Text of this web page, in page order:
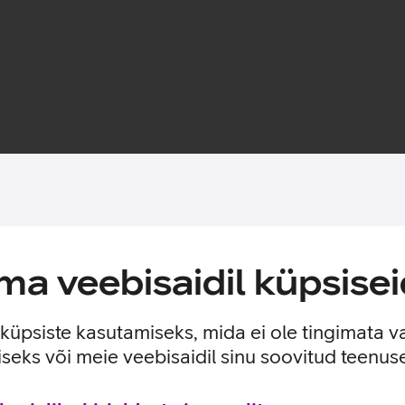
veebisaidil
kasutamiseks, mida ei ole tingimata
või meie veebisaidil sinu soovitud
telefonile lisakaitsekihi. Ümbris on valminud koostöös
ümbrisele kihtidena, andes sellele kerge 3D efekti.